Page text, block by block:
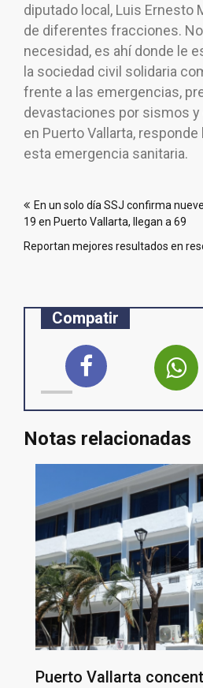
diputado local, Luis Ernesto
de diferentes fracciones.
necesidad, es ahí donde le
la sociedad civil solidaria
frente a las emergencias,
devastaciones por sismos
en Puerto Vallarta,
esta emergencia sanitaria.
de
entradas
En un solo día SSJ confirma
19 en Puerto Vallarta, llegan a 69
Reportan mejores resultados en
Compatir
Notas relacionadas
Puerto Vallarta